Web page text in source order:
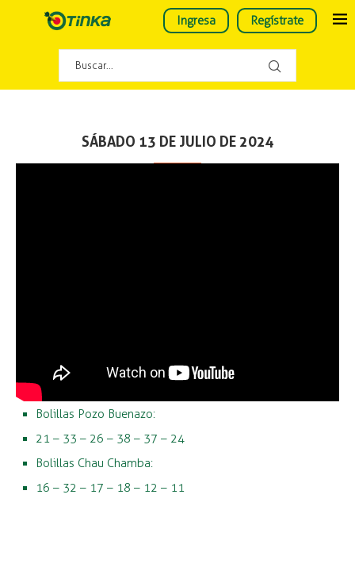
Ingresa Regístrate
SÁBADO 13 DE JULIO DE 2024
Bolillas Pozo Buenazo:
21 – 33 – 26 – 38 – 37 – 24
Bolillas Chau Chamba:
16 – 32 – 17 – 18 – 12 – 11